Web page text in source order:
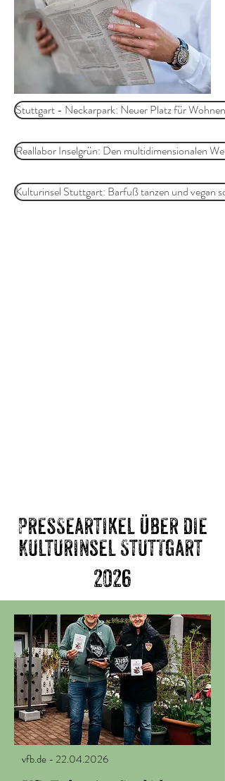
Stuttgart - Neckarpark: Neuer Platz für Wohnen
Reallabor Inselgrün: Den multidimensionalen
Kulturinsel Stuttgart: Barfuß tanzen und vegan
Presseartikel über die
Kulturinsel Stuttgart
2026
vfb.de - 22.04.2026